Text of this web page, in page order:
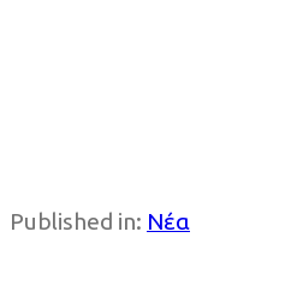
Published in: Νέα